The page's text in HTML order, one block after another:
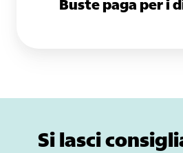
Buste paga per i
Si lasci